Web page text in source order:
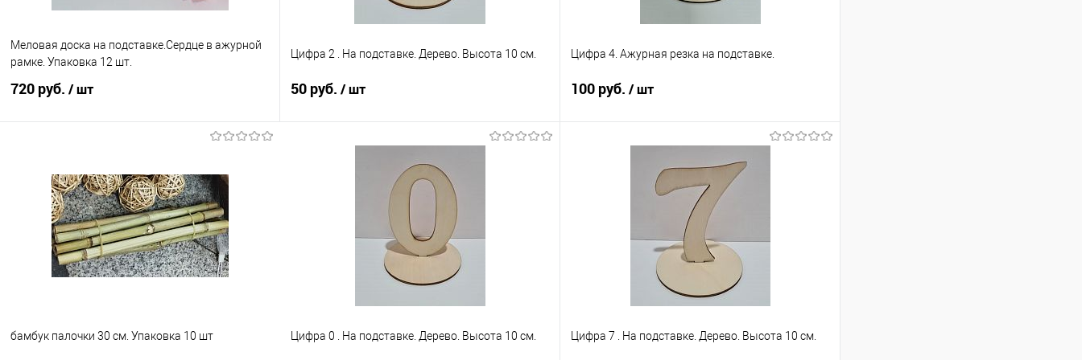
Меловая доска на подставке.Сердце в ажурной
рамке. Упаковка 12 шт.
720 руб. / шт
Купить в 1 клик
Сравнение
В избранное
В наличии
Цифра 2 . На подставке. Дерево. Высота 10 см.
50 руб. / шт
Сравнение
В наличии
Цифра 4. Ажурная резка на подставке.
100 руб. / шт
Купить в 1 клик
бамбук палочки 30 см. Упаковка 10 шт Цифра 0 . На подставке. Дерево. Высота 10 см. Цифра 7 . На подставке. Дерево. Высота 10 см.